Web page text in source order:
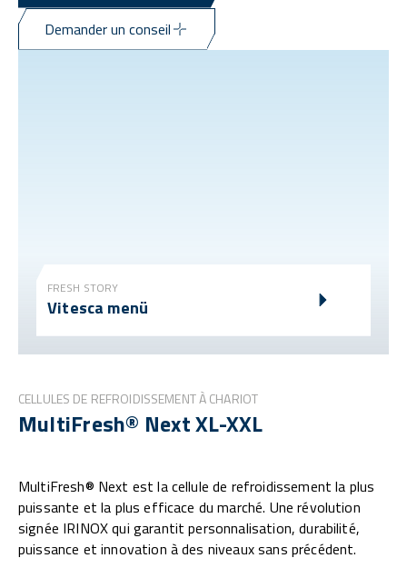
Demander un conseil
FRESH STORY
Vitesca menü
CELLULES DE REFROIDISSEMENT À CHARIOT
MultiFresh® Next XL-XXL
MultiFresh® Next est la cellule de refroidissement la plus
puissante et la plus efficace du marché. Une révolution
signée IRINOX qui garantit personnalisation, durabilité,
puissance et innovation à des niveaux sans précédent.